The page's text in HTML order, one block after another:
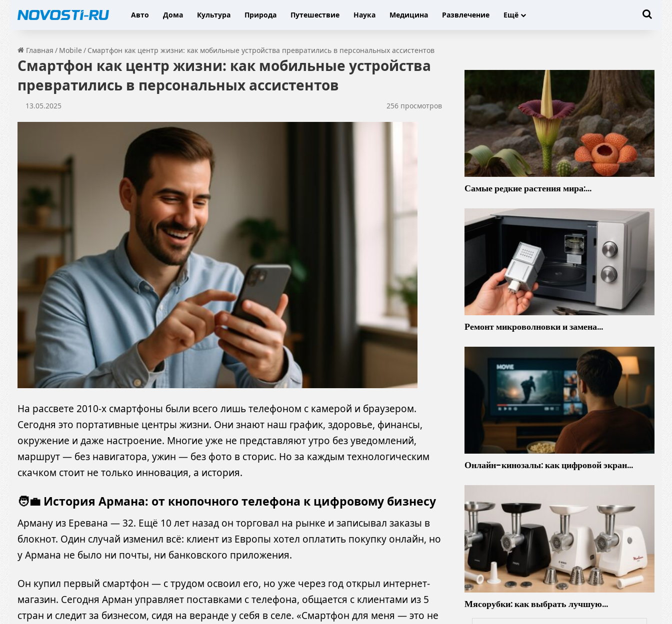
Авто Дома Культура Природа Путешествие Наука Медицина Развлечение Ещё
Главная / Mobile/ Смартфон как центр жизни: как мобильные устройства превратились в персональных ассистентов
Смартфон как центр жизни: как мобильные устройства
превратились в персональных ассистентов
13.05.2025 256 просмотров
На рассвете 2010-х смартфоны были всего лишь телефоном с камерой и браузером.
Сегодня это портативные центры жизни. Они знают наш график, здоровье, финансы,
окружение и даже настроение. Многие уже не представляют утро без уведомлений,
маршрут — без навигатора, ужин — без фото в сторис. Но за каждым технологическим
скачком стоит не только инновация, а история.
🧑‍💼 История Армана: от кнопочного телефона к цифровому бизнесу
Арману из Еревана — 32. Ещё 10 лет назад он торговал на рынке и записывал заказы в
блокнот. Один случай изменил всё: клиент из Европы хотел оплатить покупку онлайн, но
у Армана не было ни почты, ни банковского приложения.
Он купил первый смартфон — с трудом освоил его, но уже через год открыл интернет-
магазин. Сегодня Арман управляет поставками с телефона, общается с клиентами из 5
стран и следит за бизнесом, сидя на веранде у себя в селе. «Смартфон для меня — это не
Самые редкие растения мира:…
Ремонт микроволновки и замена…
Онлайн-кинозалы: как цифровой экран…
Мясорубки: как выбрать лучшую…